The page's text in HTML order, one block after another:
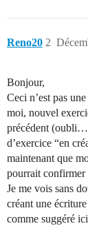
Reno20 2
Bonjour,
Ceci n’est pas
moi, nouvel
précédent
d’exercice “en
maintenant que
pourrait confirmer
Je me vois sans
créant une
comme suggéré